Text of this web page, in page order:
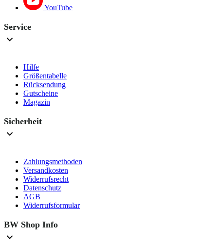
YouTube
Service
Hilfe
Größentabelle
Rücksendung
Gutscheine
Magazin
Sicherheit
Zahlungsmethoden
Versandkosten
Widerrufsrecht
Datenschutz
AGB
Widerrufsformular
BW Shop Info